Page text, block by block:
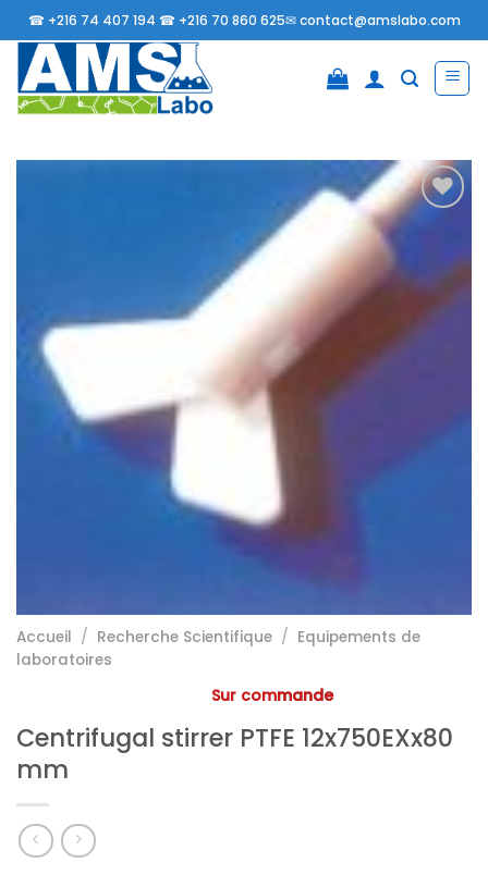
Passer
au
contenu
☎ +216 74 407 194 ☎ +216 70 860 625✉contact@amslabo.com
Ajouter
à la
liste
d’envies
Accueil / Recherche Scientifique / Equipements de
laboratoires
Sur commande
Centrifugal stirrer PTFE 12x750EXx80
mm